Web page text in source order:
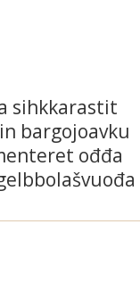
sihkkarastit
bargojoavku
ođđa